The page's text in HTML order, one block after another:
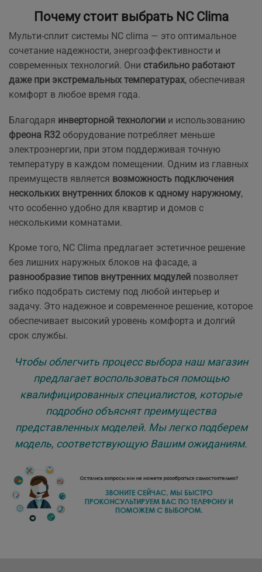
Почему стоит выбрать NC Clima
Мульти-сплит системы NC сlima — это оптимальное
сочетание надежности, энергоэффективности и
современных технологий. Они стабильно работают
даже при экстремальных температурах, обеспечивая
комфорт в любое время года.
Благодаря инверторной технологии и использованию
фреона R32 оборудование потребляет меньше
электроэнергии, при этом поддерживая точную
температуру в каждом помещении. Одним из главных
преимуществ является возможность подключения
нескольких внутренних блоков к одному наружному,
что особенно удобно для квартир и домов с
несколькими комнатами.
Кроме того, NC Clima предлагает эстетичное решение
без лишних наружных блоков на фасаде, а
разнообразие типов внутренних модулей позволяет
гибко подобрать систему под любой интерьер и
задачу. Это надежное и современное решение, которое
обеспечивает высокий уровень комфорта и долгий
срок службы.
Чтобы облегчить процесс выбора наш магазин
предлагает воспользоваться помощью
квалифицированных специалистов, которые
подробно объяснят преимущества
представленных моделей. Мы легко подберем
модель, соответствующую Вашим ожиданиям.